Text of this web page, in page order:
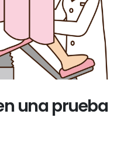
una prueba